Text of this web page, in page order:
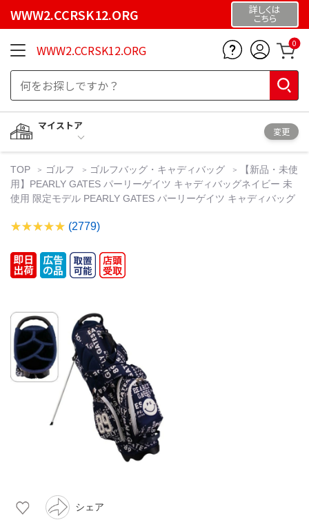
WWW2.CCRSK12.ORG 詳しくは
こちら
WWW2.CCRSK12.ORG 0
マイストア
変更
TOP ゴルフ ゴルフバッグ・キャディバッグ
【新品・未使
用】PEARLY GATES パーリーゲイツ キャディバッグネイビー 未
使用 限定モデル PEARLY GATES パーリーゲイツ キャディバッグ
(2779)
シェア